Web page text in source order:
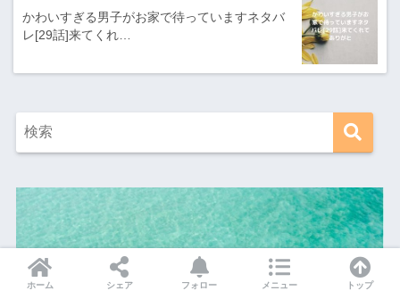
かわいすぎる男子がお家で待っていますネタバ
レ[29話]来てくれ…
ホーム シェア フォロー メニュー トップ